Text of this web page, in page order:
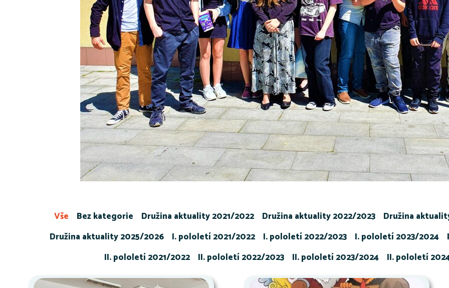
Bez kategorie Družina aktuality 2021/2022 Družina aktuality 2022/2023
Družina
Družina aktuality 2025/2026
I. pololetí 2021/2022 I. pololetí 2022/2023 I. pololetí 2023/2024
II. pololetí 2021/2022
II. pololetí 2022/2023 II. pololetí 2023/2024 II. pololetí
Vše